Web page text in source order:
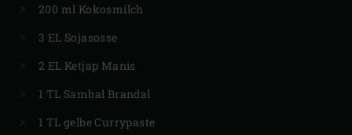
200 ml Kokosmilch
3 EL Sojasosse
2 EL Ketjap Manis
1 TL Sambal Brandal
1 TL gelbe Currypaste